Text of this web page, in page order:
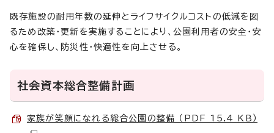
既存施設の耐用年数の延伸とライフサイクルコストの低減を図
るため改築・更新を実施することにより、公園利用者の安全・安
心を確保し、防災性・快適性を向上させる。
社会資本総合整備計画
家族が笑顔になれる総合公園の整備 （PDF 15.4 KB）